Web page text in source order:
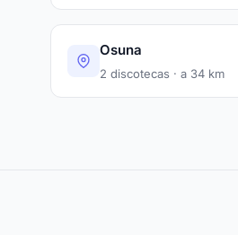
Osuna
2 discotecas · a 34 km